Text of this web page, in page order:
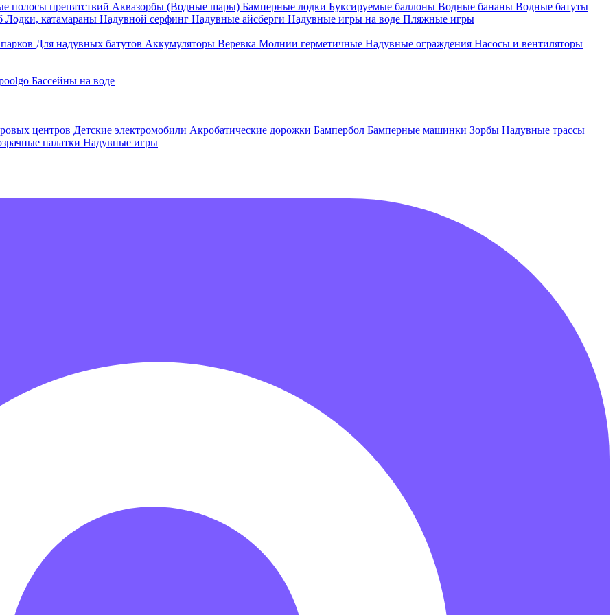
полосы препятствий Аквазорбы (Водные шары) Бамперные лодки Буксируемые баллоны Водные бананы Водные батуты
Лодки, катамараны Надувной серфинг Надувные айсберги Надувные игры на воде Пляжные игры
Для надувных батутов Аккумуляторы Веревка Молнии герметичные Надувные ограждения Насосы и вентиляторы
Бассейны на воде
центров Детские электромобили Акробатические дорожки Бампербол Бамперные машинки Зорбы Надувные трассы
палатки Надувные игры